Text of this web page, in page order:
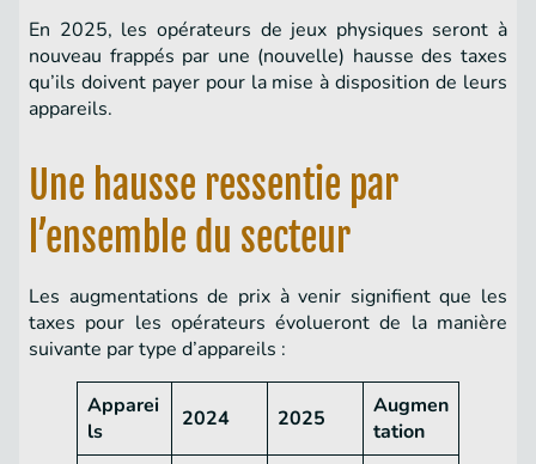
En 2025, les opérateurs de jeux physiques seront à
nouveau frappés par une (nouvelle) hausse des taxes
qu’ils doivent payer pour la mise à disposition de leurs
appareils.
Une hausse ressentie par
l’ensemble du secteur
Les augmentations de prix à venir signifient que les
taxes pour les opérateurs évolueront de la manière
suivante par type d’appareils :
Apparei
ls
2024 2025
Augmen
tation